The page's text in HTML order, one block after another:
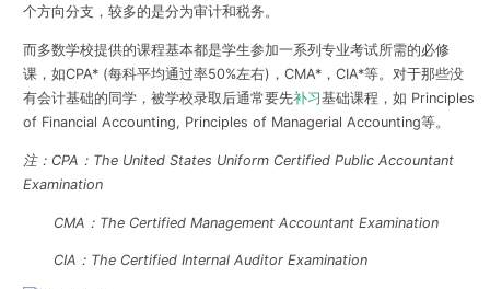
个方向分支，较多的是分为审计和税务。
而多数学校提供的课程基本都是学生参加一系列专业考试所需的必修
课，如CPA* (每科平均通过率50%左右)，CMA*，CIA*等。对于那些没
有会计基础的同学，被学校录取后通常要先补习基础课程，如 Principles
of Financial Accounting, Principles of Managerial Accounting等。
注：CPA：The United States Uniform Certified Public Accountant
Examination
CMA：The Certified Management Accountant Examination
CIA：The Certified Internal Auditor Examination